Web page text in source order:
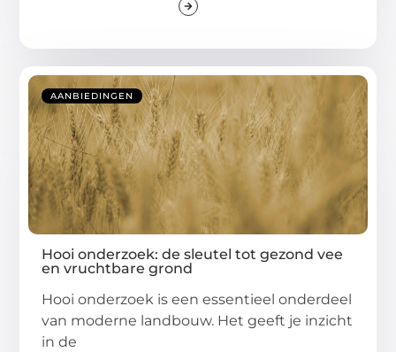
AANBIEDINGEN
Hooi onderzoek: de sleutel tot gezond vee
en vruchtbare grond
Hooi onderzoek is een essentieel onderdeel
van moderne landbouw. Het geeft je inzicht
in de